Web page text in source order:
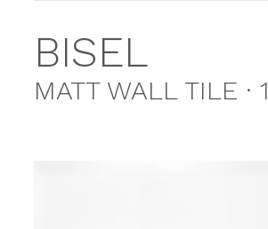
BISEL
MATT WALL TILE ·